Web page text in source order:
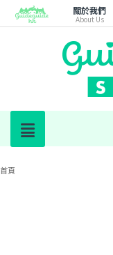
關於我們
About Us
首頁